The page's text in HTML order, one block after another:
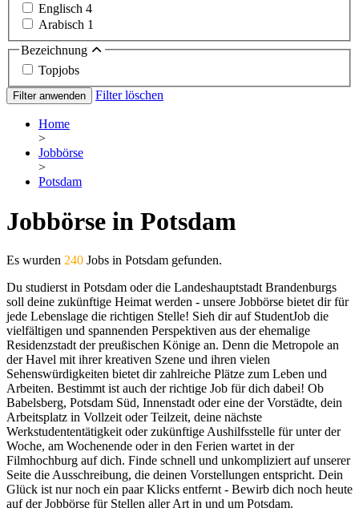
Englisch 4
Arabisch 1
Bezeichnung
Topjobs
Filter anwenden Filter löschen
Home
>
Jobbörse
>
Potsdam
Jobbörse in Potsdam
Es wurden 240 Jobs in Potsdam gefunden.
Du studierst in Potsdam oder die Landeshauptstadt Brandenburgs
soll deine zukünftige Heimat werden - unsere Jobbörse bietet dir für
jede Lebenslage die richtigen Stelle! Sieh dir auf StudentJob die
vielfältigen und spannenden Perspektiven aus der ehemalige
Residenzstadt der preußischen Könige an. Denn die Metropole an
der Havel mit ihrer kreativen Szene und ihren vielen
Sehenswürdigkeiten bietet dir zahlreiche Plätze zum Leben und
Arbeiten. Bestimmt ist auch der richtige Job für dich dabei! Ob
Babelsberg, Potsdam Süd, Innenstadt oder eine der Vorstädte, dein
Arbeitsplatz in Vollzeit oder Teilzeit, deine nächste
Werkstudententätigkeit oder zukünftige Aushilfsstelle für unter der
Woche, am Wochenende oder in den Ferien wartet in der
Filmhochburg auf dich. Finde schnell und unkompliziert auf unserer
Seite die Ausschreibung, die deinen Vorstellungen entspricht. Dein
Glück ist nur noch ein paar Klicks entfernt - Bewirb dich noch heute
auf der Jobbörse für Stellen aller Art in und um Potsdam.